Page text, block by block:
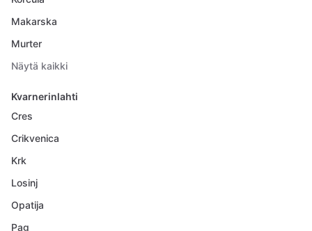
Makarska
Murter
Näytä kaikki
Kvarnerinlahti
Cres
Crikvenica
Krk
Losinj
Opatija
Pag